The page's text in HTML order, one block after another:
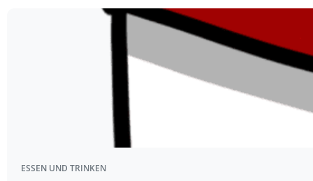
ESSEN UND TRINKEN